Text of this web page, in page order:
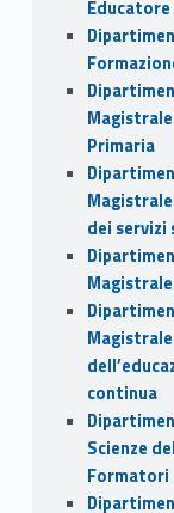
Primaria
dei servizi
Magistrale
continua
Scienze
Formatori